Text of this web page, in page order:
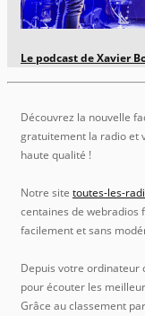
Le podcast de Xavier
Découvrez la nouvelle
gratuitement la radio et
haute qualité !
Notre site toutes-les-
centaines de webradios
facilement et sans
Depuis votre ordinateur
pour écouter les
Grâce au classement